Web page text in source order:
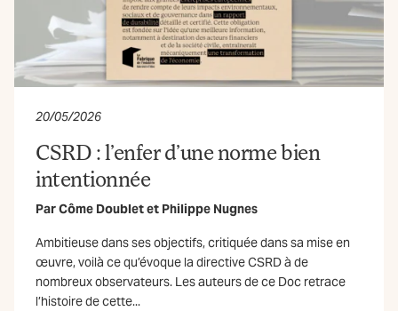
20/05/2026
CSRD : l’enfer d’une norme bien
intentionnée
ParCôme Doubletet Philippe Nugnes
Ambitieuse dans ses objectifs, critiquée dans sa mise en
œuvre, voilà ce qu’évoque la directive CSRD à de
nombreux observateurs. Les auteurs de ce Doc retrace
l’histoire de cette...